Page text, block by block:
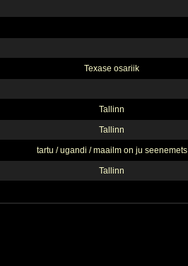
Texase osariik
Tallinn
Tallinn
tartu / ugandi / maailm on ju seenemets
Tallinn